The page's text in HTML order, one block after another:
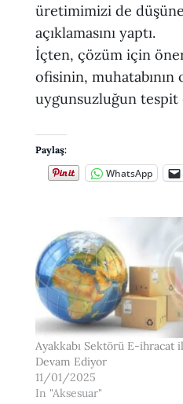
üretimimizi de
açıklamasını yaptı.
İçten, çözüm için
ofisinin,
uygunsuzluğun tespit
Paylaş:
WhatsApp
Ayakkabı Sektörü E-ihracat
Devam Ediyor
11/01/2025
In "Aksesuar"